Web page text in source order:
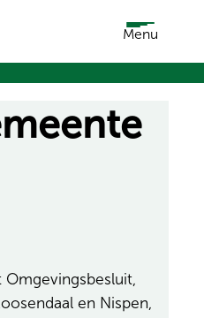
Menu
en Nispen,